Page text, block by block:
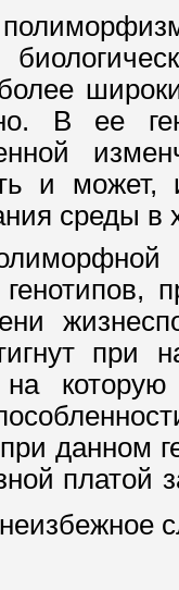
В ее
и
среды в
при
данном
платой
неизбежное